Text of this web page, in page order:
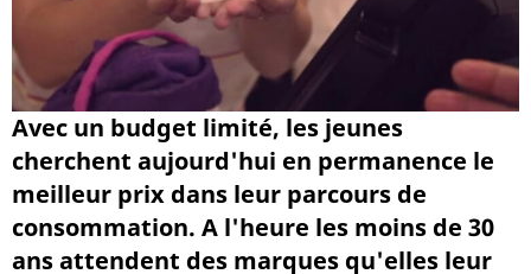
Avec un budget limité, les jeunes
cherchent aujourd'hui en permanence le
meilleur prix dans leur parcours de
consommation. A l'heure les moins de 30
ans attendent des marques qu'elles leur